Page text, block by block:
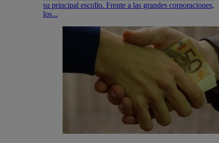
su principal escollo. Frente a las grandes corporaciones,
los...